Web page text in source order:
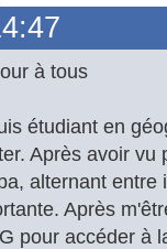
à tous
étudiant en
Après avoir vu
alternant entre
Après
pour accéder à